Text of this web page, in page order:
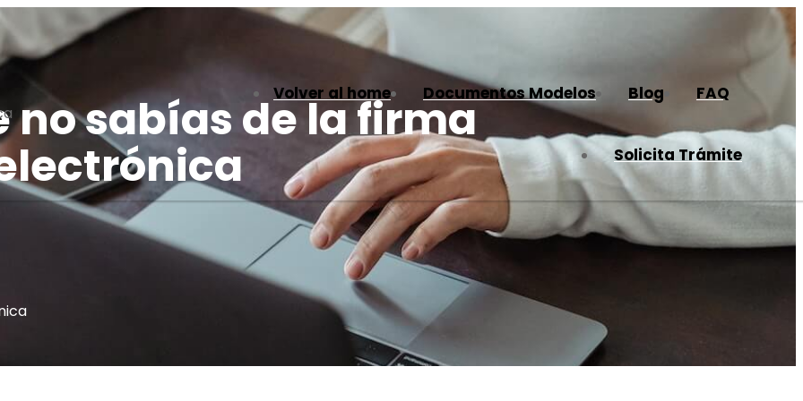
Volver al home Documentos Modelos Blog FAQ
Solicita Trámite
no sabías de la firma